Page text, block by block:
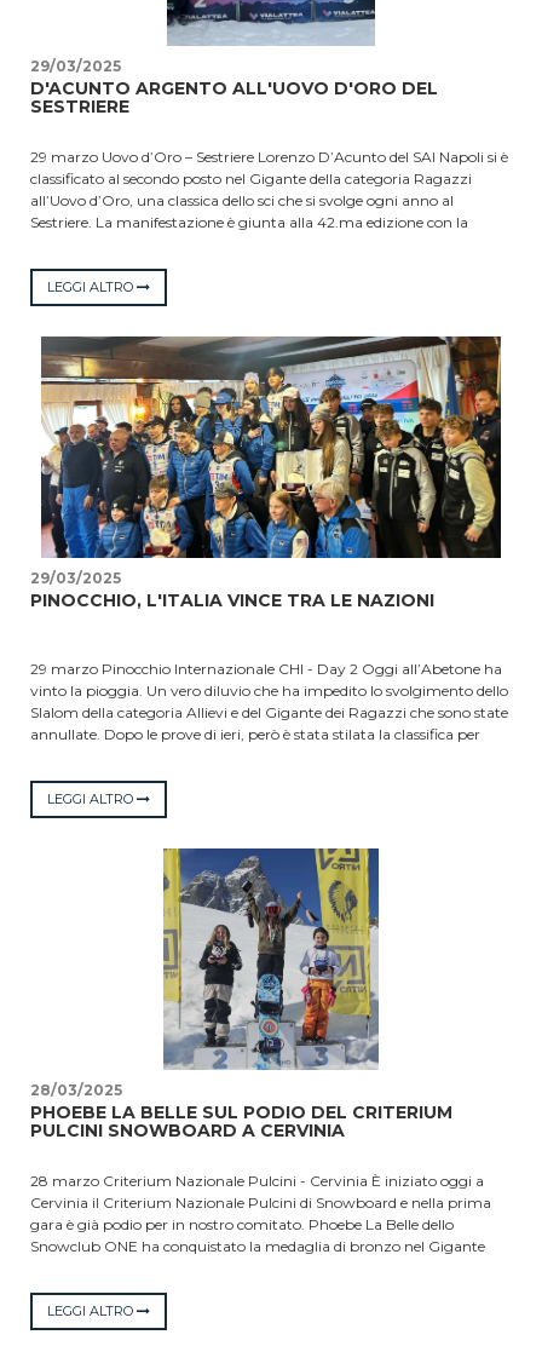
29/03/2025
D'ACUNTO ARGENTO ALL'UOVO D'ORO DEL
SESTRIERE
29 marzo Uovo d’Oro – Sestriere Lorenzo D’Acunto del SAI Napoli si è
classificato al secondo posto nel Gigante della categoria Ragazzi
all’Uovo d’Oro, una classica dello sci che si svolge ogni anno al
Sestriere. La manifestazione è giunta alla 42.ma edizione con la
che, come da tradizione, hanno ricevuto un uovo di Pasqua
cioccolato e un ricco pacco gara. Le gare vengono disputate sulle
piste olimpiche e rappresentano l’occasione di una grande festa per la
LEGGI ALTRO
29/03/2025
PINOCCHIO, L'ITALIA VINCE TRA LE NAZIONI
29 marzo Pinocchio Internazionale CHI - Day 2 Oggi all’Abetone ha
vinto la pioggia. Un vero diluvio che ha impedito lo svolgimento dello
Slalom della categoria Allievi e del Gigante dei Ragazzi che sono state
annullate. Dopo le prove di ieri, però è stata stilata la classifica per
squadra B della quale fanno parte i nostri Giancarlo Ferraro del SAI e
Anny Troiano del Posillipo. Al secondo posto la squadra A azzurra con
Giada D’Antonio del Vesuvio e in terza posizione la Cecoslovacchia.
importanti al mondo della categoria Children, nella cui fase
internazionale si sono particolarmente distinti gli atleti del nostro
comitato: Giada D’Antonio che ha vinto l’oro e Giancarlo Ferraro che
ha conquistato l’argento del Gigante della categoria allievi. Nella foto
le squadre premiate.
LEGGI ALTRO
28/03/2025
PHOEBE LA BELLE SUL PODIO DEL CRITERIUM
PULCINI SNOWBOARD A CERVINIA
28 marzo Criterium Nazionale Pulcini - Cervinia È iniziato oggi a
Cervinia il Criterium Nazionale Pulcini di Snowboard e nella prima
gara è già podio per in nostro comitato. Phoebe La Belle dello
Snowclub ONE ha conquistato la medaglia di bronzo nel Gigante
compagna di squadra Sofia D’Onofrio e in classifica anche
Annamaria Buonanno e Ro Carolina Maiello rispettivamente in
12.ma e 14.ma posizione. Podio sfiorato nella categoria maschile per
LEGGI ALTRO